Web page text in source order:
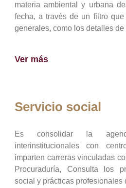
materia ambiental y urbana
fecha, a través de un filtro
generales, como los detalles
Ver más
Servicio social
Es consolidar la
interinstitucionales con
imparten carreras vinculadas
Procuraduría, Consulta los
social y prácticas profesionales